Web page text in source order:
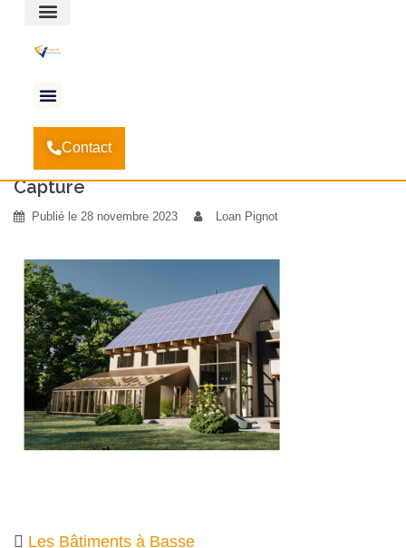
Contact
Accueil-Les Bâtiments à Basse Consommation
Energétique (BBC)
Capture
Publié le 28 novembre 2023 Loan Pignot
Les Bâtiments à Basse